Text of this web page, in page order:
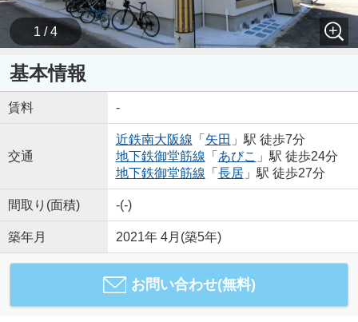
1 / 4
基本情報
賃料 -
交通
近鉄南大阪線 「 矢田 」駅 徒歩7分
地下鉄御堂筋線 「 あびこ 」駅 徒歩24分
地下鉄御堂筋線 「 長居」駅 徒歩27分
間取り(面積) -(-)
築年月 2021年 4月(築5年)
お問い合わせ(無料)